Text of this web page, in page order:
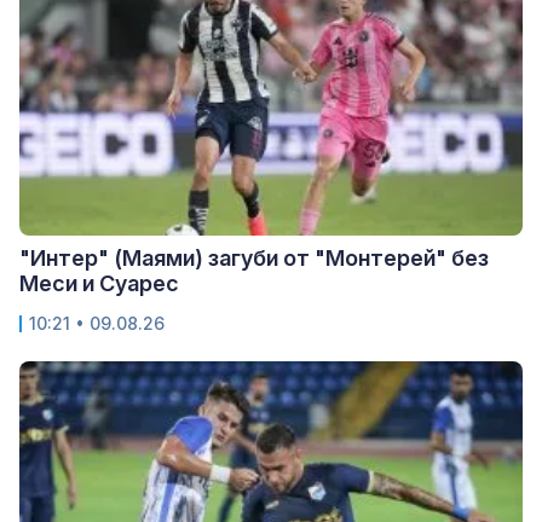
"Интер" (Маями) загуби от "Монтерей" без
Меси и Суарес
10:21 • 09.08.26